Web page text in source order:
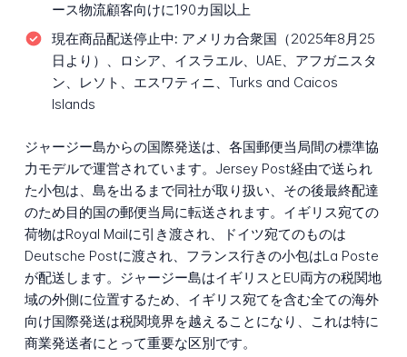
ース物流顧客向けに190カ国以上
現在商品配送停止中: アメリカ合衆国（2025年8月25
日より）、ロシア、イスラエル、UAE、アフガニスタ
ン、レソト、エスワティニ、Turks and Caicos
Islands
ジャージー島からの国際発送は、各国郵便当局間の標準協
力モデルで運営されています。Jersey Post経由で送られ
た小包は、島を出るまで同社が取り扱い、その後最終配達
のため目的国の郵便当局に転送されます。イギリス宛ての
荷物はRoyal Mailに引き渡され、ドイツ宛てのものは
Deutsche Postに渡され、フランス行きの小包はLa Poste
が配送します。ジャージー島はイギリスとEU両方の税関地
域の外側に位置するため、イギリス宛てを含む全ての海外
向け国際発送は税関境界を越えることになり、これは特に
商業発送者にとって重要な区別です。